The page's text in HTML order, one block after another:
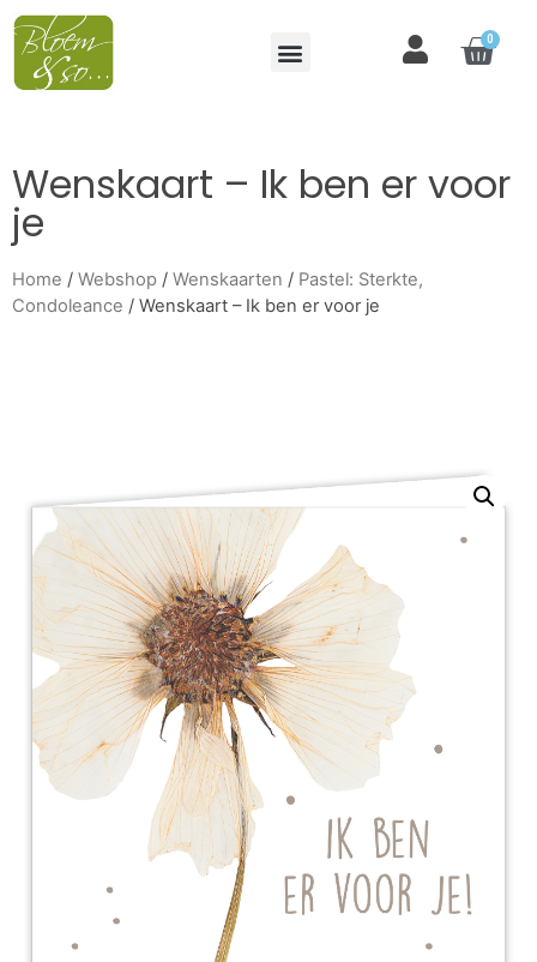
0
Wenskaart – Ik ben er voor
je
Home / Webshop / Wenskaarten / Pastel: Sterkte,
Condoleance / Wenskaart – Ik ben er voor je